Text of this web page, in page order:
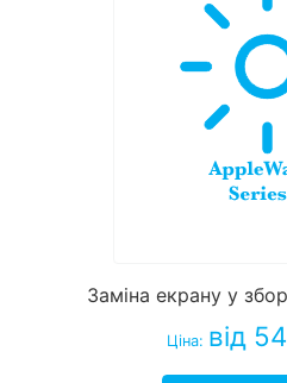
Заміна екрану у
Ціна: від